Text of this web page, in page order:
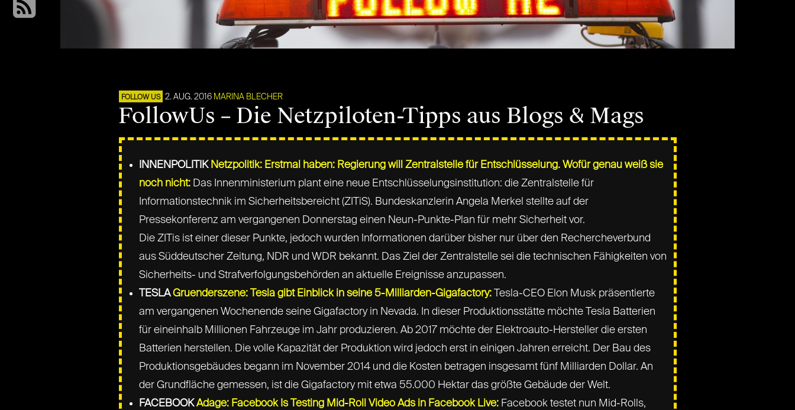
FOLLOW US 2. AUG. 2016 MARINA BLECHER
FollowUs – Die Netzpiloten-Tipps aus Blogs & Mags
INNENPOLITIK Netzpolitik: Erstmal haben: Regierung will Zentralstelle für Entschlüsselung. Wofür genau weiß sie
noch nicht:Das Innenministerium plant eine neue Entschlüsselungsinstitution: die Zentralstelle für
Informationstechnik im Sicherheitsbereicht (ZITiS). Bundeskanzlerin Angela Merkel stellte auf der
Pressekonferenz am vergangenen Donnerstag einen Neun-Punkte-Plan für mehr Sicherheit vor.
Die ZITis ist einer dieser Punkte, jedoch wurden Informationen darüber bisher nur über den Rechercheverbund
aus Süddeutscher Zeitung, NDR und WDR bekannt. Das Ziel der Zentralstelle sei die technischen Fähigkeiten von
Sicherheits- und Strafverfolgungsbehörden an aktuelle Ereignisse anzupassen.
TESLAGruenderszene: Tesla gibt Einblick in seine 5-Milliarden-Gigafactory:Tesla-CEO Elon Musk präsentierte
am vergangenen Wochenende seine Gigafactory in Nevada. In dieser Produktionsstätte möchte Tesla Batterien
für eineinhalb Millionen Fahrzeuge im Jahr produzieren. Ab 2017 möchte der Elektroauto-Hersteller die ersten
Batterien herstellen. Die volle Kapazität der Produktion wird jedoch erst in einigen Jahren erreicht. Der Bau des
Produktionsgebäudes begann im November 2014 und die Kosten betragen insgesamt fünf Milliarden Dollar. An
der Grundfläche gemessen, ist die Gigafactory mit etwa 55.000 Hektar das größte Gebäude der Welt.
FACEBOOKAdage: Facebook Is Testing Mid-Roll Video Ads in Facebook Live:Facebook testet nun Mid-Rolls,